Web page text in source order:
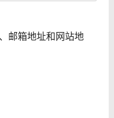
邮箱地址和网站地